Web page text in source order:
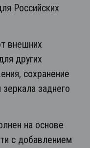
Российских
внешних
других
сохранение
заднего
на основе
с добавлением